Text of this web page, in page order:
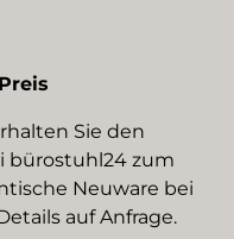
Sie den
bürostuhl24 zum
Neuware bei
auf Anfrage.